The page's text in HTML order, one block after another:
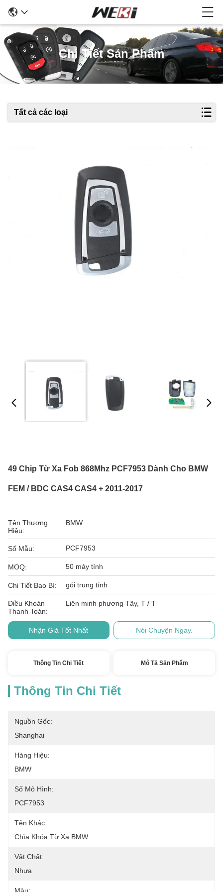
Chi Tiết Sản Phẩm
Tất cả các loại
49 Chip Từ Xa Fob 868Mhz PCF7953 Dành Cho BMW
FEM / BDC CAS4 CAS4 + 2011-2017
Tên Thương
Hiệu:
BMW
Số Mẫu: PCF7953
MOQ: 50 máy tính
Chi Tiết Bao Bì: gói trung tính
Điều Khoản
Thanh Toán:
Liên minh phương Tây, T / T
Nhận Giá Tốt Nhất Nói Chuyện Ngay.
Thông Tin Chi Tiết Mô Tả Sản Phẩm
Thông Tin Chi Tiết
Nguồn Gốc:
Shanghai
Hàng Hiệu:
BMW
Số Mô Hình:
PCF7953
Tên Khác:
Chìa Khóa Từ Xa BMW
Vật Chất:
Nhựa